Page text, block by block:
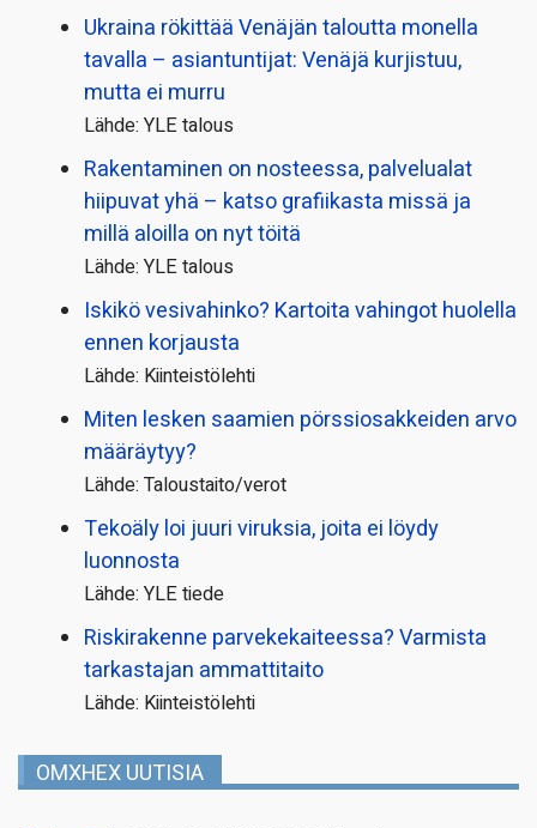
Ukraina rökittää Venäjän taloutta monella
tavalla – asiantuntijat: Venäjä kurjistuu,
mutta ei murru
Lähde: YLE talous
Rakentaminen on nosteessa, palvelualat
hiipuvat yhä – katso grafiikasta missä ja
millä aloilla on nyt töitä
Lähde: YLE talous
Iskikö vesivahinko? Kartoita vahingot huolella
ennen korjausta
Lähde: Kiinteistölehti
Miten lesken saamien pörssi­osakkeiden arvo
määräytyy?
Lähde: Taloustaito/verot
Tekoäly loi juuri viruksia, joita ei löydy
luonnosta
Lähde: YLE tiede
Riskirakenne parvekekaiteessa? Varmista
tarkastajan ammattitaito
Lähde: Kiinteistölehti
OMXHEX UUTISIA